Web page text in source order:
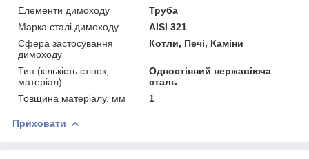
Елементи димоходу
Труба
Марка сталі димоходу
AISI 321
Сфера застосування
димоходу
Котли, Печі, Каміни
Тип (кількість стінок,
матеріал)
Одностінний нержавіюча
сталь
Товщина матеріалу, мм
1
Приховати